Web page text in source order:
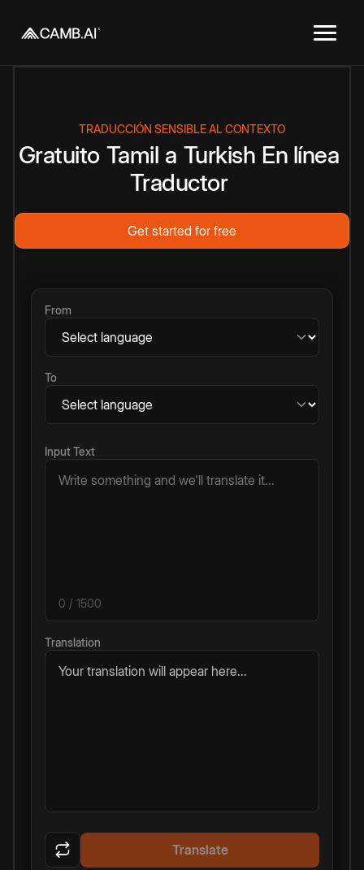
TRADUCCIÓN SENSIBLE AL CONTEXTO
Gratuito Tamil a Turkish En línea
Traductor
Get started for free
From
To
Input Text
0 / 1500
Translation
Your translation will appear here...
Translate